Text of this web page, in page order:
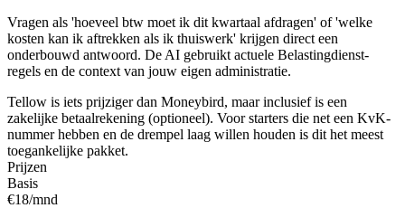
Vragen als 'hoeveel btw moet ik dit kwartaal afdragen' of 'welke
kosten kan ik aftrekken als ik thuiswerk' krijgen direct een
onderbouwd antwoord. De AI gebruikt actuele Belastingdienst-
regels en de context van jouw eigen administratie.
Tellow is iets prijziger dan Moneybird, maar inclusief is een
zakelijke betaalrekening (optioneel). Voor starters die net een KvK-
nummer hebben en de drempel laag willen houden is dit het meest
toegankelijke pakket.
Prijzen
Basis
€18/mnd